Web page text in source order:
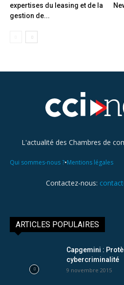
expertises du leasing et de la
gestion de...
L'actualité des Chambres de
Qui sommes-nous ?•Mentions légales
Contactez-nous:
ARTICLES POPULAIRES
Capgemini :
cybercriminalité
9 novembre 2015